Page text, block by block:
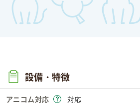
設備・特徴
アニコム対応 対応